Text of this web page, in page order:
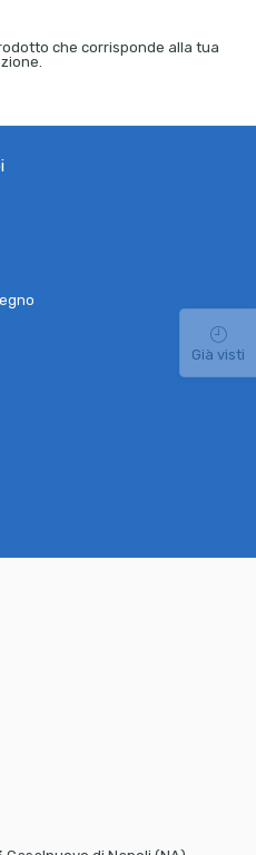
che corrisponde alla tua
Già visti